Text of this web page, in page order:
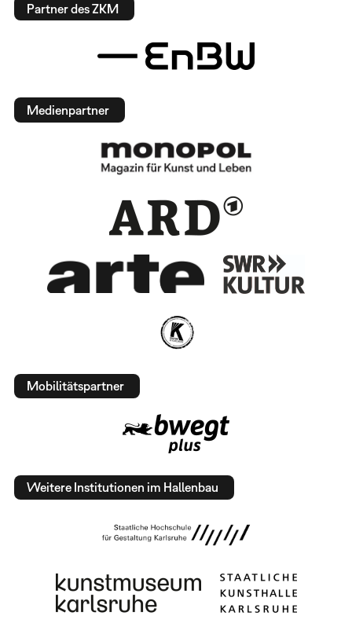
Partner des ZKM
Medienpartner
Mobilitätspartner
Weitere Institutionen im Hallenbau